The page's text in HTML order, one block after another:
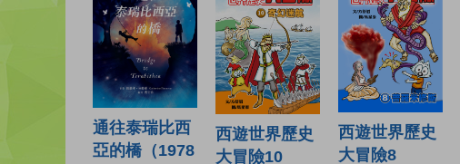
通往泰瑞比西
亞的橋（1978
西遊世界歷史
大冒險10
西遊世界歷史
大冒險8